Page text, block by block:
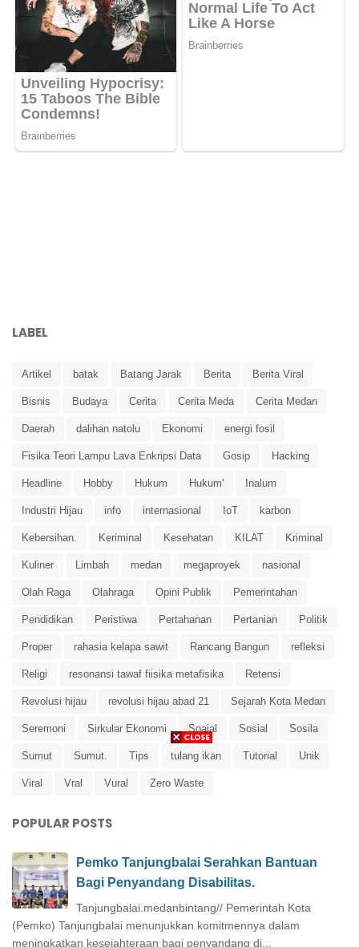
LABEL
Artikel batak Batang Jarak Berita Berita Viral
Bisnis Budaya Cerita Cerita Meda Cerita Medan
Daerah dalihan natolu Ekonomi energi fosil
Fisika Teori Lampu Lava Enkripsi Data Gosip Hacking
Headline Hobby Hukum Hukum' Inalum
Industri Hijau info internasional IoT karbon
Kebersihan. Keriminal Kesehatan KILAT Kriminal
Kuliner Limbah medan megaproyek nasional
Olah Raga Olahraga Opini Publik Pemerintahan
Pendidikan Peristiwa Pertahanan Pertanian Politik
Proper rahasia kelapa sawit Rancang Bangun refleksi
Religi resonansi tawaf fiisika metafisika Retensi
Revolusi hijau revolusi hijau abad 21 Sejarah Kota Medan
Seremoni Sirkular Ekonomi Soaial Sosial Sosila
Sumut Sumut. Tips tulang ikan Tutorial Unik
Viral Vral Vural Zero Waste
POPULAR POSTS
Pemko Tanjungbalai Serahkan Bantuan
Bagi Penyandang Disabilitas.
Tanjungbalai.medanbintang// Pemerintah Kota
(Pemko) Tanjungbalai menunjukkan komitmennya dalam
meningkatkan kesejahteraan bagi penyandang di...